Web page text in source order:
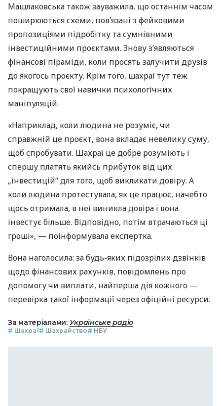
Машлаковська також зауважила, що останнім часом
поширюються схеми, пов’язані з фейковими
пропозиціями підробітку та сумнівними
інвестиційними проєктами. Знову з’являються
фінансові піраміди, коли просять залучити друзів
до якогось проєкту. Крім того, шахраї тут теж
покращують свої навички психологічних
маніпуляцій.
«Наприклад, коли людина не розуміє, чи
справжній це проєкт, вона вкладає невелику суму,
щоб спробувати. Шахраї це добре розуміють і
спершу платять якийсь прибуток від цих
„інвестицій“ для того, щоб викликати довіру. А
коли людина протестувала, як це працює, начебто
щось отримала, в неї виникла довіра і вона
інвестує більше. Відповідно, потім втрачаються ці
гроші», — поінформувала експертка.
Вона наголосила: за будь-яких підозрілих дзвінків
щодо фінансових рахунків, повідомлень про
допомогу чи виплати, найперша дія кожного —
перевірка такої інформації через офіційні ресурси.
За матеріалами: Українське радіо
# Шахраї# Шахрайство# НБУ